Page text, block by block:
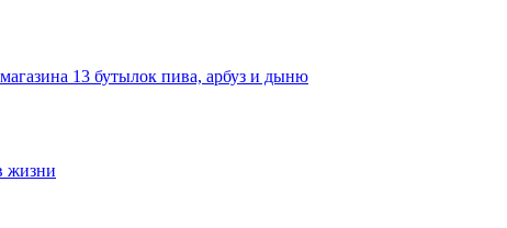
13 бутылок пива, арбуз и дыню
жизни